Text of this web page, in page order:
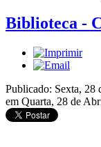
Biblioteca -
Publicado: Sexta, 28
em Quarta, 28 de